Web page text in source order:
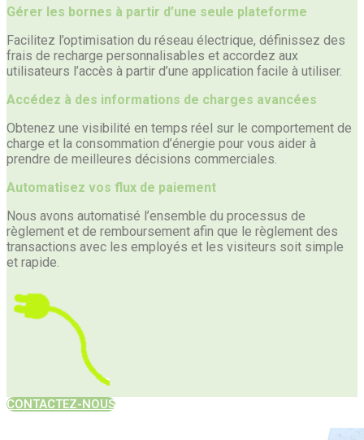
Gérer les bornes à partir d’une seule plateforme
Facilitez l’optimisation du réseau électrique, définissez des
frais de recharge personnalisables et accordez aux
utilisateurs l’accès à partir d’une application facile à utiliser.
Accédez à des informations de charges avancées
Obtenez une visibilité en temps réel sur le comportement de
charge et la consommation d’énergie pour vous aider à
prendre de meilleures décisions commerciales.
Automatisez vos flux de paiement
Nous avons automatisé l’ensemble du processus de
règlement et de remboursement afin que le règlement des
transactions avec les employés et les visiteurs soit simple
et rapide.
CONTACTEZ-NOUS